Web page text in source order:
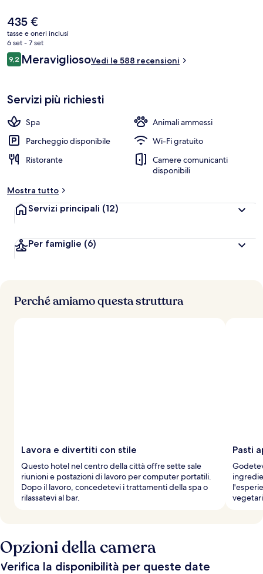
una palestra aperta giorno e notte e biciclette gratuite. Le
recensioni dei viaggiatori lodano il personale gentile e le condizioni
generali. La struttura è a pochi passi da Stazione metro di Don Chee
Way & Steuart St, mentre Stazione di Ferry Building si trova a 3 min a
piedi.
Il
prezzo
attuale
è
435 €
435 €
tasse e oneri inclusi
6 set - 7 set
Recensioni
9,29,2 su 10
MeravigliosoVedi le 588 recensioni
Servizi più richiesti
Spa
Animali ammessi
Parcheggio disponibile
Wi-Fi gratuito
Ristorante
Camere comunicanti
disponibili
Mostra tutto
Servizi principali (12)
Per famiglie (6)
Perché amiamo questa struttura
Lavora e divertiti con stile
Questo hotel nel centro della città offre sette sale
riunioni e postazioni di lavoro per computer portatili.
Dopo il lavoro, concedetevi i trattamenti della spa o
rilassatevi al bar.
Pasti
Opzioni della camera
Verifica la disponibilità per queste date